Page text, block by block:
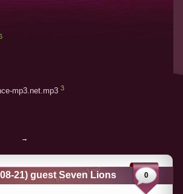
mp3.net.mp3 3
→
21) guest Seven Lions 0